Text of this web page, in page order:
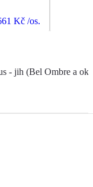
Kč /os.
- jih (Bel Ombre a